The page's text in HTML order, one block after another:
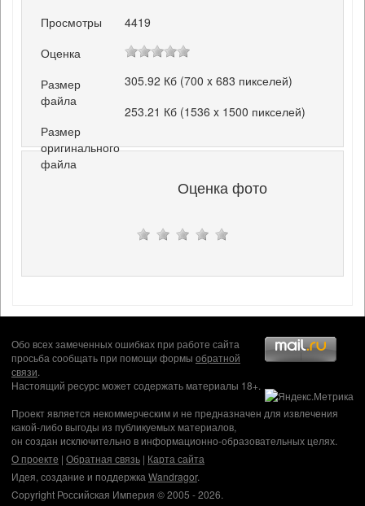
Просмотры
4419
Оценка
Размер
файла
305.92 Кб (700 x 683 пикселей)
Размер
оригинального
файла
253.21 Кб (1536 x 1500 пикселей)
Оценка фото
Обо всех замеченных ошибках при работе сайта
просьба сообщать при помощи формы обратной
связи.
Настоящий ресурс может содержать материалы 18+.
Проект является некоммерческим и не предназначен для извлечения
какой-либо выгоды из публикуемых материалов,
он создан исключительно в информационно-образовательных целях.
О проекте | Обратная связь | Карта сайта
Идея, создание и поддержка Wandragor.
Copyright Российская Империя © 2005 - 2026.